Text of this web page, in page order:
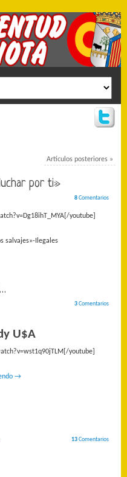
Artículos posteriores »
por ti»
8Comentarios
youtube]
salvajes»-Ilegales
3Comentarios
U$A
youtube]
→
13Comentarios